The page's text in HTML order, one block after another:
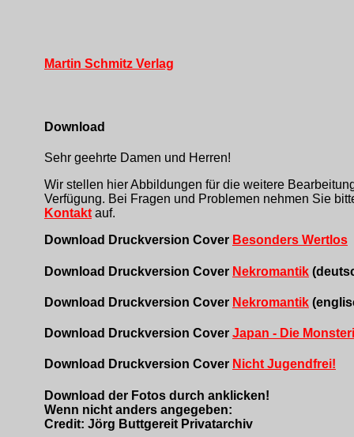
Martin Schmitz Verlag
Download
Sehr geehrte Damen und Herren!
Wir stellen hier Abbildungen für die weitere
Verfügung. Bei Fragen und Problemen nehmen Sie
Kontakt auf.
Download Druckversion Cover Besonders Wertlos
Download Druckversion Cover Nekromantik
Download Druckversion Cover Nekromantik
Download Druckversion Cover Japan - Die
Download Druckversion Cover Nicht Jugendfrei!
Download der Fotos durch anklicken!
Wenn nicht anders angegeben:
Credit: Jörg Buttgereit Privatarchiv